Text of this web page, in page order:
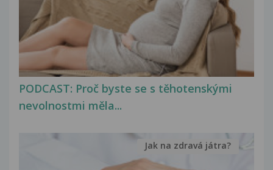
PODCAST: Proč byste se s těhotenskými
nevolnostmi měla...
Jak na zdravá játra?